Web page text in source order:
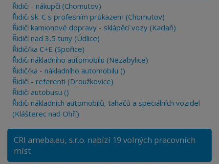
Řidiči - nákupčí (Chomutov)
Řidiči sk. C s profesním průkazem (Chomutov)
Řidiči kamionové dopravy - sklápěcí vozy (Kadaň)
Řidiči nad 3,5 tuny (Údlice)
Řidič/ka C+E (Spořice)
Řidiči nákladního automobilu (Nezabylice)
Řidič/ka - nákladního automobilu ()
Řidiči - referenti (Droužkovice)
Řidiči autobusu ()
Řidiči nákladních automobilů, tahačů a speciálních vozidel
(Klášterec nad Ohří)
CRI ameba.eu, s.r.o. nabízí 19 volných pracovních
míst